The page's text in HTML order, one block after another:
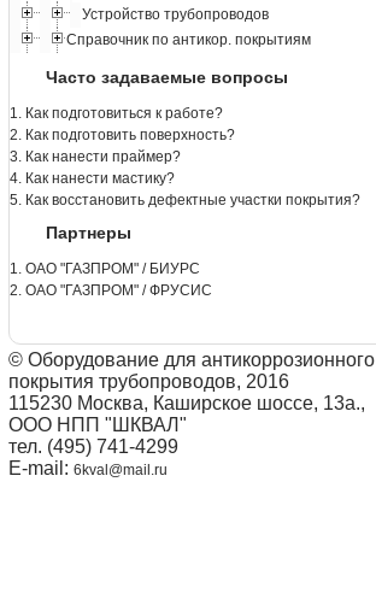
Устройство трубопроводов
Справочник по антикор. покрытиям
Часто задаваемые вопросы
1. Как подготовиться к работе?
2. Как подготовить поверхность?
3. Как нанести праймер?
4. Как нанести мастику?
5. Как восстановить дефектные участки покрытия?
Партнеры
1. ОАО "ГАЗПРОМ" / БИУРС
2. ОАО "ГАЗПРОМ" / ФРУСИС
© Оборудование для антикоррозионного
покрытия трубопроводов, 2016
115230 Москва, Каширское шоссе, 13а.,
ООО НПП "ШКВАЛ"
тел. (495) 741-4299
E-mail: 6kval@mail.ru